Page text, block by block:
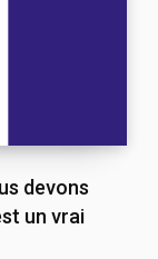
devons
un vrai